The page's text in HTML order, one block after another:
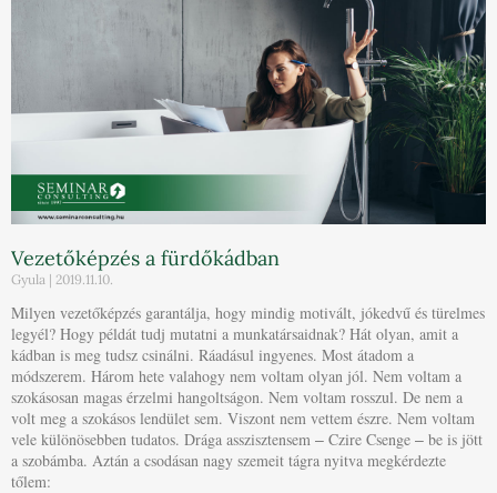
Vezetőképzés a fürdőkádban
Gyula 2019.11.10.
Milyen vezetőképzés garantálja, hogy mindig motivált, jókedvű és türelmes
legyél? Hogy példát tudj mutatni a munkatársaidnak? Hát olyan, amit a
kádban is meg tudsz csinálni. Ráadásul ingyenes. Most átadom a
módszerem. Három hete valahogy nem voltam olyan jól. Nem voltam a
szokásosan magas érzelmi hangoltságon. Nem voltam rosszul. De nem a
volt meg a szokásos lendület sem. Viszont nem vettem észre. Nem voltam
vele különösebben tudatos. Drága asszisztensem ‒ Czire Csenge ‒ be is jött
a szobámba. Aztán a csodásan nagy szemeit tágra nyitva megkérdezte
tőlem: